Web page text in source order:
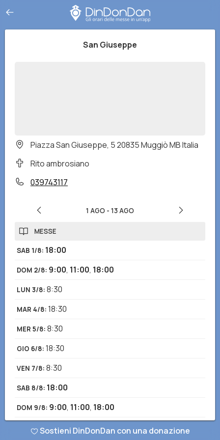
San Giuseppe
Piazza San Giuseppe, 5 20835 Muggiò MB Italia
Rito ambrosiano
039743117
1 AGO - 13 AGO
MESSE
SAB 1/8: 18:00
DOM 2/8: 9:00, 11:00, 18:00
LUN 3/8: 8:30
MAR 4/8: 18:30
MER 5/8: 8:30
GIO 6/8: 18:30
VEN 7/8: 8:30
SAB 8/8: 18:00
DOM 9/8: 9:00, 11:00, 18:00
LUN 10/8: 8:30
Sostieni DinDonDan con una donazione